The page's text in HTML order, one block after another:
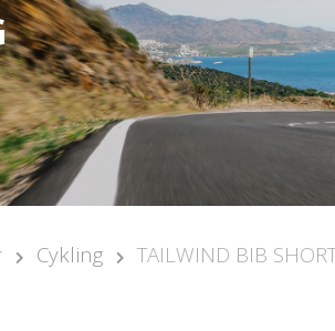
Cykling TAILWIND BIB